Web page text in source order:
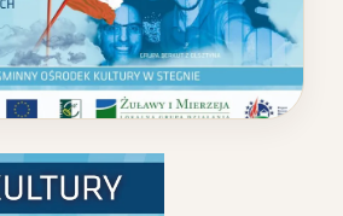
WYPOCZYNKOWY